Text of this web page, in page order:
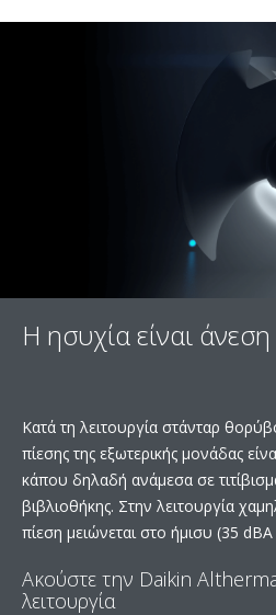
Η ησυχία είναι άνεση
Κατά τη λειτουργία στάνταρ
πίεσης της εξωτερικής μονάδας
κάπου δηλαδή ανάμεσα σε
βιβλιοθήκης. Στην λειτουργία
πίεση μειώνεται στο ήμισυ (35
Ακούστε την Daikin
λειτουργία